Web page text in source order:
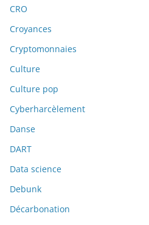
CRO
Croyances
Cryptomonnaies
Culture
Culture pop
Cyberharcèlement
Danse
DART
Data science
Debunk
Décarbonation